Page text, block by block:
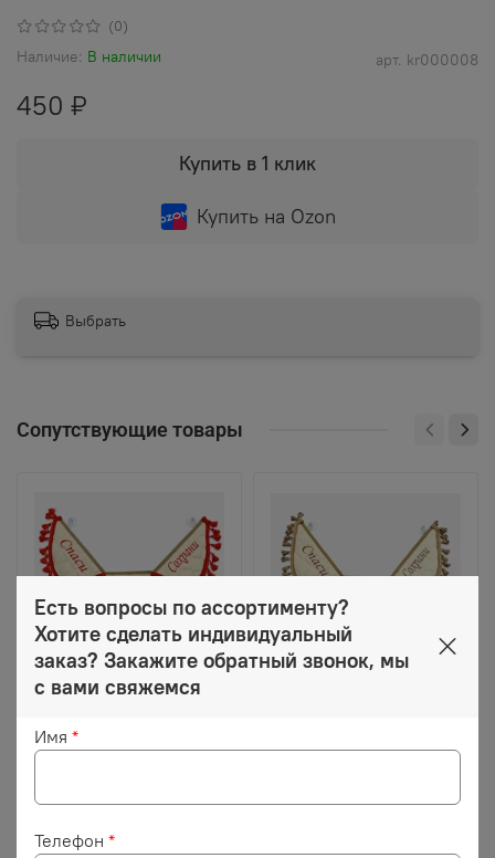
(0)
арт. kr000008
Наличие: В наличии
450 ₽
Купить в 1 клик
Купить на Ozon
Выбрать
Сопутствующие товары
Вымпел тройной
красной вышивкой)
Вымпел тройной
коричневой вышивкой)
Есть вопросы по ассортименту?
Хотите сделать индивидуальный
заказ? Закажите обратный звонок, мы
с вами свяжемся
Имя *
Телефон *